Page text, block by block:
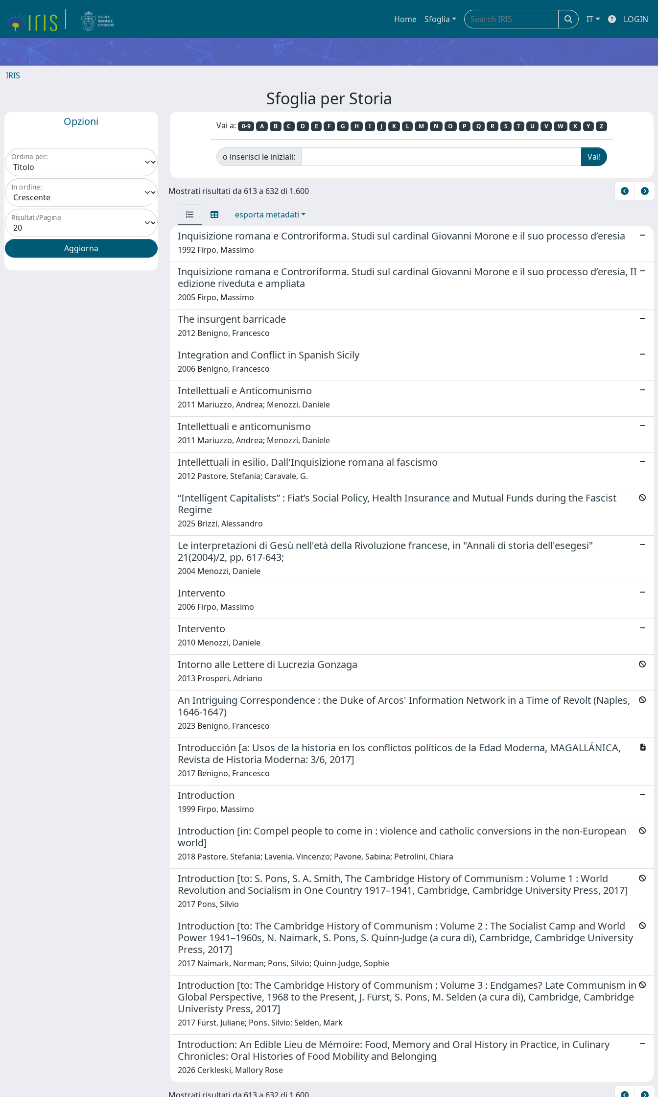
Home Sfoglia IT LOGIN
IRIS
Sfoglia per Storia
Opzioni
Ordina per:
In ordine:
Risultati/Pagina
Vai a: 0-9 A B C D E F G H I J K L M N O P Q R S T U V W X Y Z
o inserisci le iniziali:
Mostrati risultati da 613 a 632 di 1.600
esporta metadati
Inquisizione romana e Controriforma. Studi sul cardinal Giovanni Morone e il suo processo d’eresia
1992 Firpo, Massimo
Inquisizione romana e Controriforma. Studi sul cardinal Giovanni Morone e il suo processo d’eresia, II
edizione riveduta e ampliata
2005 Firpo, Massimo
The insurgent barricade
2012 Benigno, Francesco
Integration and Conflict in Spanish Sicily
2006 Benigno, Francesco
Intellettuali e Anticomunismo
2011 Mariuzzo, Andrea; Menozzi, Daniele
Intellettuali e anticomunismo
2011 Mariuzzo, Andrea; Menozzi, Daniele
Intellettuali in esilio. Dall'Inquisizione romana al fascismo
2012 Pastore, Stefania; Caravale, G.
“Intelligent Capitalists” : Fiat’s Social Policy, Health Insurance and Mutual Funds during the Fascist
Regime
2025 Brizzi, Alessandro
Le interpretazioni di Gesù nell'età della Rivoluzione francese, in "Annali di storia dell'esegesi"
21(2004)/2, pp. 617-643;
2004 Menozzi, Daniele
Intervento
2006 Firpo, Massimo
Intervento
2010 Menozzi, Daniele
Intorno alle Lettere di Lucrezia Gonzaga
2013 Prosperi, Adriano
An Intriguing Correspondence : the Duke of Arcos' Information Network in a Time of Revolt (Naples,
1646-1647)
2023 Benigno, Francesco
Introducción [a: Usos de la historia en los conflictos políticos de la Edad Moderna, MAGALLÁNICA,
Revista de Historia Moderna: 3/6, 2017]
2017 Benigno, Francesco
Introduction
1999 Firpo, Massimo
Introduction [in: Compel people to come in : violence and catholic conversions in the non-European
world]
2018 Pastore, Stefania; Lavenia, Vincenzo; Pavone, Sabina; Petrolini, Chiara
Introduction [to: S. Pons, S. A. Smith, The Cambridge History of Communism : Volume 1 : World
Revolution and Socialism in One Country 1917–1941, Cambridge, Cambridge University Press, 2017]
2017 Pons, Silvio
Introduction [to: The Cambridge History of Communism : Volume 2 : The Socialist Camp and World
Power 1941–1960s, N. Naimark, S. Pons, S. Quinn-Judge (a cura di), Cambridge, Cambridge University
Press, 2017]
2017 Naimark, Norman; Pons, Silvio; Quinn-Judge, Sophie
Introduction [to: The Cambridge History of Communism : Volume 3 : Endgames? Late Communism in
Global Perspective, 1968 to the Present, J. Fürst, S. Pons, M. Selden (a cura di), Cambridge, Cambridge
Univeristy Press, 2017]
2017 Fürst, Juliane; Pons, Silvio; Selden, Mark
Introduction: An Edible Lieu de Mémoire: Food, Memory and Oral History in Practice, in Culinary
Chronicles: Oral Histories of Food Mobility and Belonging
2026 Cerkleski, Mallory Rose